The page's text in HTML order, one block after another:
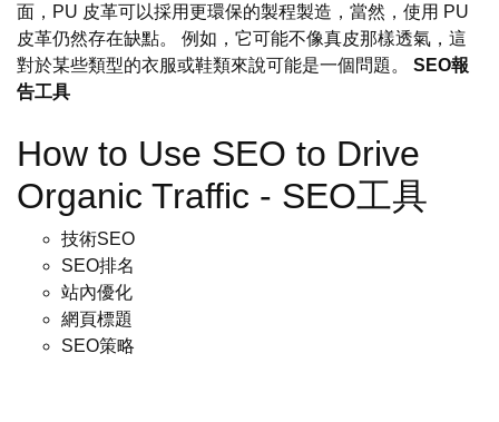
面，PU 皮革可以採用更環保的製程製造，當然，使用 PU
皮革仍然存在缺點。 例如，它可能不像真皮那樣透氣，這
對於某些類型的衣服或鞋類來說可能是一個問題。 SEO報
告工具
How to Use SEO to Drive
Organic Traffic - SEO工具
技術SEO
SEO排名
站內優化
網頁標題
SEO策略